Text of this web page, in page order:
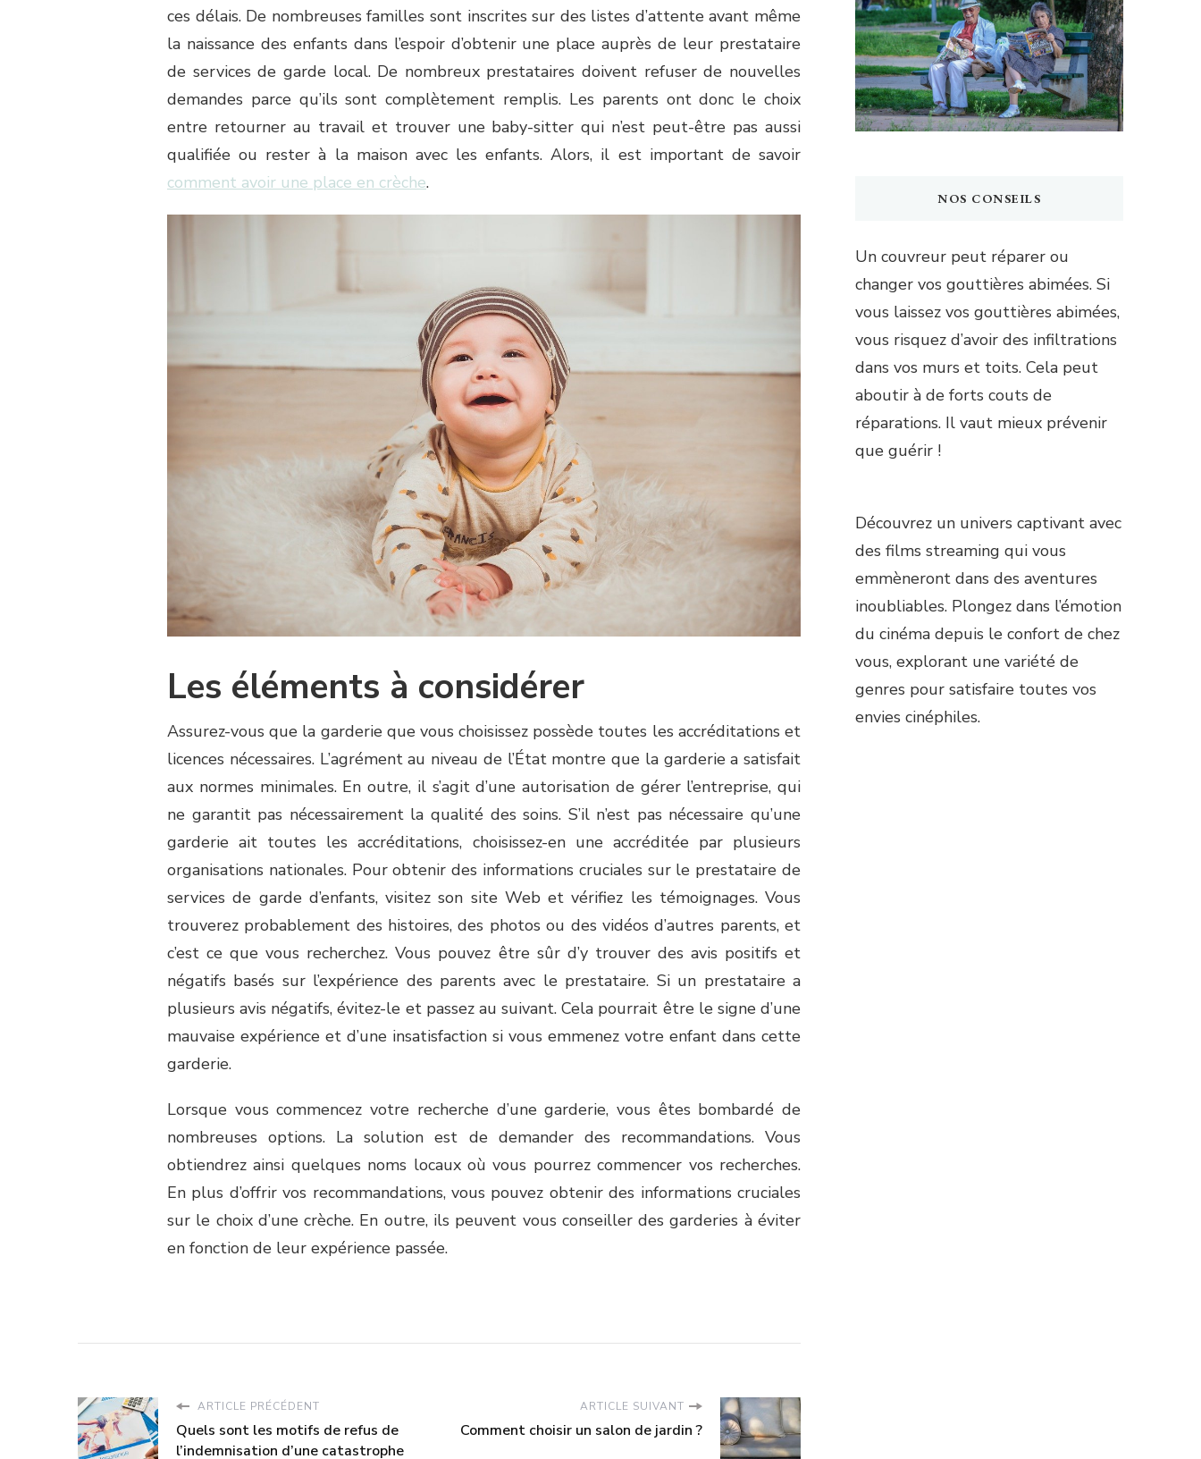
ces délais. De nombreuses familles sont inscrites sur des listes d’attente avant même
la naissance des enfants dans l’espoir d’obtenir une place auprès de leur prestataire
de services de garde local. De nombreux prestataires doivent refuser de nouvelles
demandes parce qu’ils sont complètement remplis. Les parents ont donc le choix
entre retourner au travail et trouver une baby-sitter qui n’est peut-être pas aussi
qualifiée ou rester à la maison avec les enfants. Alors, il est important de savoir
comment avoir une place en crèche.
Les éléments à considérer
Assurez-vous que la garderie que vous choisissez possède toutes les accréditations et
licences nécessaires. L’agrément au niveau de l’État montre que la garderie a satisfait
aux normes minimales. En outre, il s’agit d’une autorisation de gérer l’entreprise, qui
ne garantit pas nécessairement la qualité des soins. S’il n’est pas nécessaire qu’une
garderie ait toutes les accréditations, choisissez-en une accréditée par plusieurs
organisations nationales. Pour obtenir des informations cruciales sur le prestataire de
services de garde d’enfants, visitez son site Web et vérifiez les témoignages. Vous
trouverez probablement des histoires, des photos ou des vidéos d’autres parents, et
c’est ce que vous recherchez. Vous pouvez être sûr d’y trouver des avis positifs et
négatifs basés sur l’expérience des parents avec le prestataire. Si un prestataire a
plusieurs avis négatifs, évitez-le et passez au suivant. Cela pourrait être le signe d’une
mauvaise expérience et d’une insatisfaction si vous emmenez votre enfant dans cette
garderie.
Lorsque vous commencez votre recherche d’une garderie, vous êtes bombardé de
nombreuses options. La solution est de demander des recommandations. Vous
obtiendrez ainsi quelques noms locaux où vous pourrez commencer vos recherches.
En plus d’offrir vos recommandations, vous pouvez obtenir des informations cruciales
sur le choix d’une crèche. En outre, ils peuvent vous conseiller des garderies à éviter
en fonction de leur expérience passée.
ARTICLE PRÉCÉDENT
Quels sont les motifs de refus de
l’indemnisation d’une catastrophe
ARTICLE SUIVANT
Comment choisir un salon de jardin ?
NOS CONSEILS
Un couvreur peut réparer ou
changer vos gouttières abimées. Si
vous laissez vos gouttières abimées,
vous risquez d’avoir des infiltrations
dans vos murs et toits. Cela peut
aboutir à de forts couts de
réparations. Il vaut mieux prévenir
que guérir !
Découvrez un univers captivant avec
des films streaming qui vous
emmèneront dans des aventures
inoubliables. Plongez dans l’émotion
du cinéma depuis le confort de chez
vous, explorant une variété de
genres pour satisfaire toutes vos
envies cinéphiles.